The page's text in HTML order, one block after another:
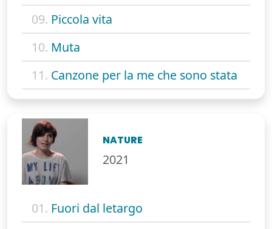
09. Piccola vita
10. Muta
11. Canzone per la me che sono stata
NATURE
2021
01. Fuori dal letargo